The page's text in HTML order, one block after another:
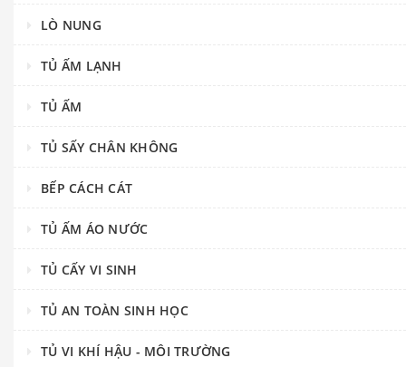
LÒ NUNG
TỦ ẤM LẠNH
TỦ ẤM
TỦ SẤY CHÂN KHÔNG
BẾP CÁCH CÁT
TỦ ẤM ÁO NƯỚC
TỦ CẤY VI SINH
TỦ AN TOÀN SINH HỌC
TỦ VI KHÍ HẬU - MÔI TRƯỜNG